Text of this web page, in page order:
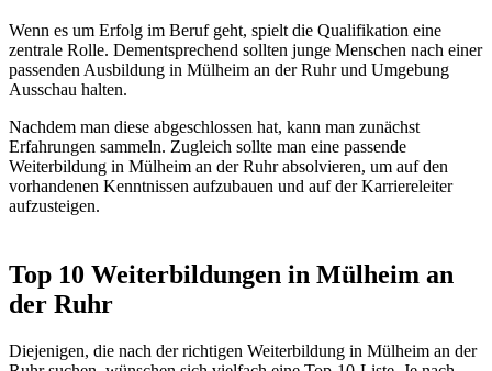
Wenn es um Erfolg im Beruf geht, spielt die Qualifikation eine
zentrale Rolle. Dementsprechend sollten junge Menschen nach einer
passenden Ausbildung in Mülheim an der Ruhr und Umgebung
Ausschau halten.
Nachdem man diese abgeschlossen hat, kann man zunächst
Erfahrungen sammeln. Zugleich sollte man eine passende
Weiterbildung in Mülheim an der Ruhr absolvieren, um auf den
vorhandenen Kenntnissen aufzubauen und auf der Karriereleiter
aufzusteigen.
Top 10 Weiterbildungen in Mülheim an
der Ruhr
Diejenigen, die nach der richtigen Weiterbildung in Mülheim an der